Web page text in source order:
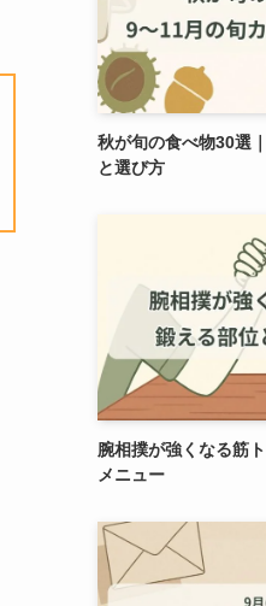
秋が旬の食べ物30選
と選び方
腕相撲が強くなる筋
メニュー